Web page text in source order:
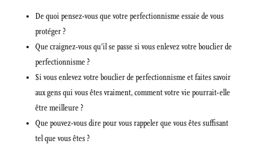
De quoi pensez-vous que votre perfectionnisme essaie de vous
protéger ?
Que craignez-vous qu’il se passe si vous enlevez votre bouclier de
perfectionnisme ?
Si vous enlevez votre bouclier de perfectionnisme et faites savoir
aux gens qui vous êtes vraiment, comment votre vie pourrait-elle
être meilleure ?
Que pouvez-vous dire pour vous rappeler que vous êtes suffisant
tel que vous êtes ?